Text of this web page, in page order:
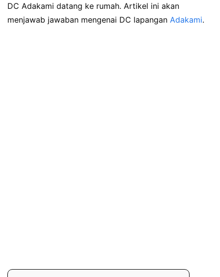
DC Adakami datang ke rumah. Artikel ini akan
menjawab jawaban mengenai DC lapangan Adakami.